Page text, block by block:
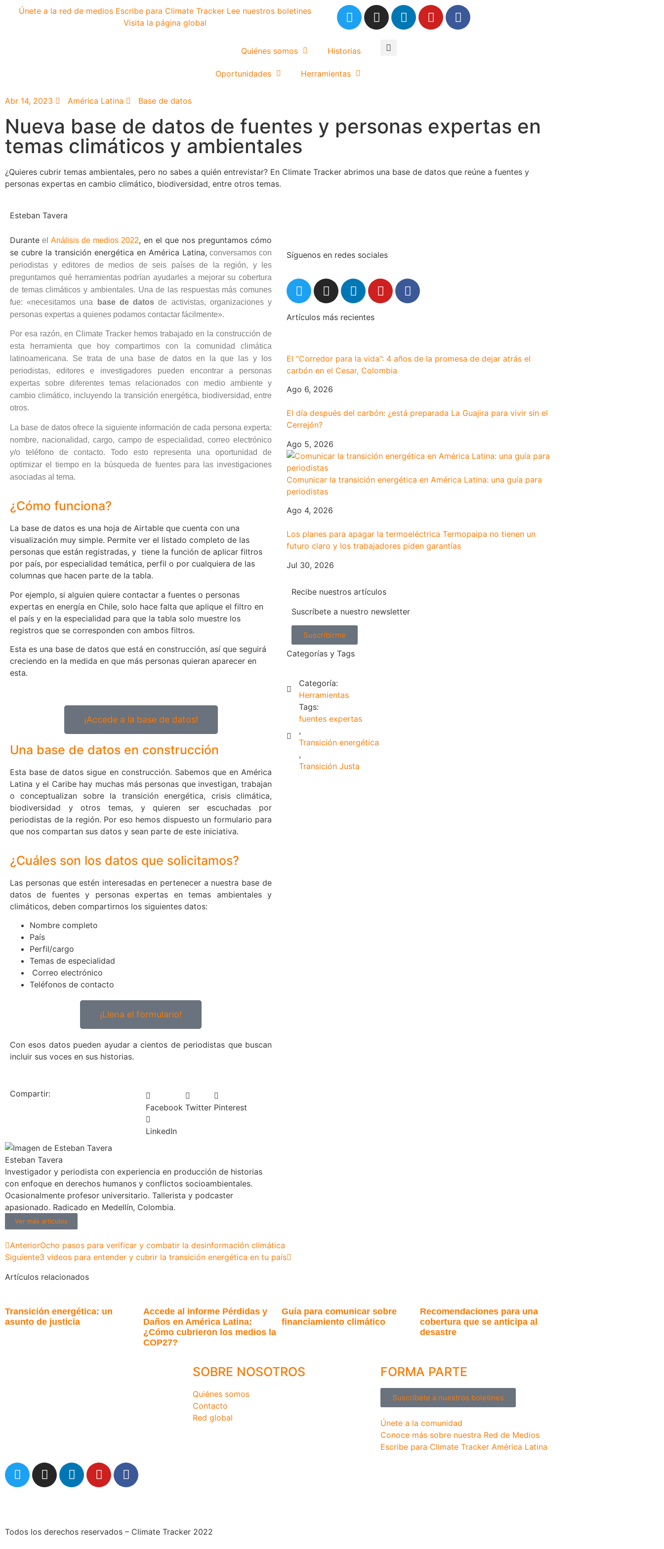
Únete a la red de medios Escribe para Climate Tracker Lee nuestros boletines
Visita la página global
Quiénes somos Historias
Oportunidades Herramientas
Abr 14, 2023 América Latina Base de datos
Nueva base de datos de fuentes y personas expertas en
temas climáticos y ambientales
¿Quieres cubrir temas ambientales, pero no sabes a quién entrevistar? En Climate Tracker abrimos una base de datos que reúne a fuentes y
personas expertas en cambio climático, biodiversidad, entre otros temas.
Esteban Tavera
Durante el Análisis de medios 2022, en el que nos preguntamos cómo
se cubre la transición energética en América Latina, conversamos con
periodistas y editores de medios de seis países de la región, y les
preguntamos qué herramientas podrían ayudarles a mejorar su cobertura
de temas climáticos y ambientales. Una de las respuestas más comunes
fue: «necesitamos una
base de datos de activistas, organizaciones y
personas expertas a quienes podamos contactar fácilmente».
Por esa razón, en Climate Tracker hemos trabajado en la construcción de
esta herramienta que hoy compartimos con la comunidad climática
latinoamericana. Se trata de una base de datos en la que las y los
periodistas, editores e investigadores pueden encontrar a personas
expertas sobre diferentes temas relacionados con medio ambiente y
cambio climático, incluyendo la transición energética, biodiversidad, entre
otros.
La base de datos ofrece la siguiente información de cada persona experta:
nombre, nacionalidad, cargo, campo de especialidad, correo electrónico
y/o teléfono de contacto. Todo esto representa una oportunidad de
optimizar el tiempo en la búsqueda de fuentes para las investigaciones
asociadas al tema.
¿Cómo funciona?
La base de datos es una hoja de Airtable que cuenta con una
visualización muy simple. Permite ver el listado completo de las
personas que están registradas, y tiene la función de aplicar filtros
por país, por especialidad temática, perfil o por cualquiera de las
columnas que hacen parte de la tabla.
Por ejemplo, si alguien quiere contactar a fuentes o personas
expertas en energía en Chile, solo hace falta que aplique el filtro en
el país y en la especialidad para que la tabla solo muestre los
registros que se corresponden con ambos filtros.
Esta es una base de datos que está en construcción, así que seguirá
creciendo en la medida en que más personas quieran aparecer en
esta.
¡Accede a la base de datos!
Una base de datos en construcción
Esta base de datos sigue en construcción. Sabemos que en América
Latina y el Caribe hay muchas más personas que investigan, trabajan
o conceptualizan sobre la transición energética, crisis climática,
biodiversidad y otros temas, y quieren ser escuchadas por
periodistas de la región. Por eso hemos dispuesto un formulario para
que nos compartan sus datos y sean parte de este iniciativa.
¿Cuáles son los datos que solicitamos?
Las personas que estén interesadas en pertenecer a nuestra base de
datos de fuentes y personas expertas en temas ambientales y
climáticos, deben compartirnos los siguientes datos:
Nombre completo
País
Perfil/cargo
Temas de especialidad
Correo electrónico
Teléfonos de contacto
¡Llena el formulario!
Con esos datos pueden ayudar a cientos de periodistas que buscan
incluir sus voces en sus historias.
Compartir:
Facebook Twitter Pinterest
LinkedIn
Esteban Tavera
Investigador y periodista con experiencia en producción de historias
con enfoque en derechos humanos y conflictos socioambientales.
Ocasionalmente profesor universitario. Tallerista y podcaster
apasionado. Radicado en Medellín, Colombia.
Ver más artículos
Síguenos en redes sociales
Artículos más recientes
El “Corredor para la vida”: 4 años de la promesa de dejar atrás el
carbón en el Cesar, Colombia
Ago 6, 2026
El día después del carbón: ¿está preparada La Guajira para vivir sin el
Cerrejón?
Ago 5, 2026
Comunicar la transición energética en América Latina: una guía para
periodistas
Ago 4, 2026
Los planes para apagar la termoeléctrica Termopaipa no tienen un
futuro claro y los trabajadores piden garantías
Jul 30, 2026
Recibe nuestros artículos
Suscríbete a nuestro newsletter
Suscribirme
Categorías y Tags
Categoría:
Herramientas
Tags:
fuentes expertas
,
Transición energética
,
Transición Justa
AnteriorOcho pasos para verificar y combatir la desinformación climática
Siguiente3 videos para entender y cubrir la transición energética en tu país
Artículos relacionados
Transición energética: un
asunto de justicia
Accede al informe Pérdidas y
Daños en América Latina:
¿Cómo cubrieron los medios la
COP27?
Guía para comunicar sobre
financiamiento climático
Recomendaciones para una
cobertura que se anticipa al
desastre
SOBRE NOSOTROS
Quiénes somos
Contacto
Red global
FORMA PARTE
Suscríbete a nuestros boletines
Únete a la comunidad
Conoce más sobre nuestra Red de Medios
Escribe para Climate Tracker América Latina
Todos los derechos reservados – Climate Tracker 2022